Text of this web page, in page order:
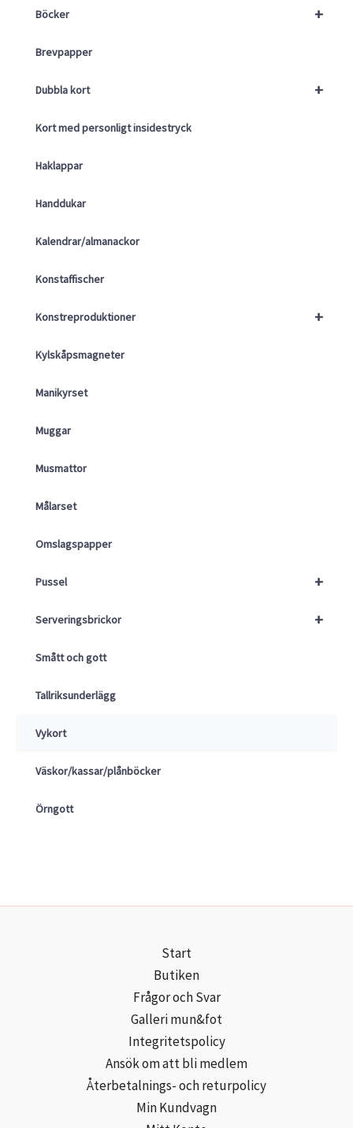
+
Böcker
Brevpapper
+
Dubbla kort
Kort med personligt insidestryck
Haklappar
Handdukar
Kalendrar/almanackor
Konstaffischer
+
Konstreproduktioner
Kylskåpsmagneter
Manikyrset
Muggar
Musmattor
Målarset
Omslagspapper
+
Pussel
+
Serveringsbrickor
Smått och gott
Tallriksunderlägg
Vykort
Väskor/kassar/plånböcker
Örngott
Start
Butiken
Frågor och Svar
Galleri mun&fot
Integritetspolicy
Ansök om att bli medlem
Återbetalnings- och returpolicy
Min Kundvagn